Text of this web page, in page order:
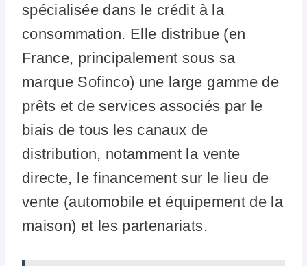
spécialisée dans le crédit à la
consommation. Elle distribue (en
France, principalement sous sa
marque Sofinco) une large gamme de
prêts et de services associés par le
biais de tous les canaux de
distribution, notamment la vente
directe, le financement sur le lieu de
vente (automobile et équipement de la
maison) et les partenariats.